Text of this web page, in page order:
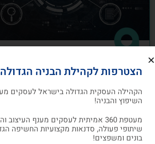
כיצד לבנות תוכנית שיווק
העיצוב והבניה
תוכנית שיווק הנה תוכנית כתובה,
אלעד גרגיר - מייסד ומנכ"ל arcdb 05/07/2023
הצטרפות לקהילת הבניה
הקהילה העסקית הגדולה בישראל לעסקים
השיפוץ והבניה!
מעטפת 360 אמיתית לעסקים מענף
שיתופי פעולה, סדנאות מקצועיות החשיפה
בונים ומשפצים!